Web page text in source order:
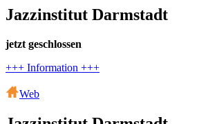
Jazzinstitut Darmstadt
jetzt geschlossen
+++ Information +++
Web